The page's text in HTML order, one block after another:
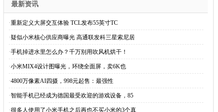
最新资讯
·重新定义大屏交互体验 TCL发布55英寸TC
·疑似小米核心供应商曝光 高通联发科三星索尼居
·手机掉进水里怎么办？千万别用吹风机烘干！
·小米MIX4设计图曝光，环绕全面屏，卖6K也
·4800万像素AI四摄，998元起售：最强性
·智能手机已经成为德国最受欢迎的游戏设备，85
·很多人使用了小米手机之后再也不买小米的3个真